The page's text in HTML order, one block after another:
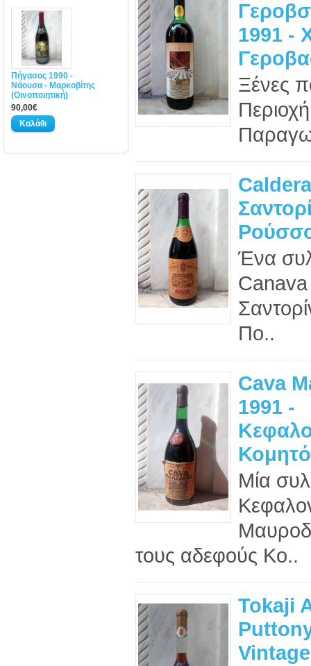
Πήγασος 1990 -
Νάουσα - Μαρκοβίτης
(Οινοποιητική)
90,00€
1991 -
Ξένες
Ένα
Πο..
Cava
1991 -
Μία
τους αδεφούς Κο..
Tokaji